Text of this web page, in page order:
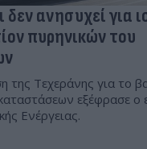
δεν ανησυχεί για
πυρηνικών του
της Τεχεράνης για το
εξέφρασε ο
Ενέργειας.